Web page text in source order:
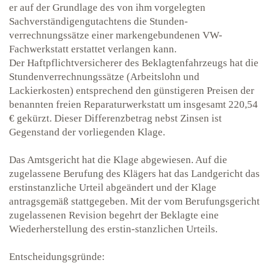
er auf der Grundlage des von ihm vorgelegten
Sachverständigengutachtens die Stunden-
verrechnungssätze einer markengebundenen VW-
Fachwerkstatt erstattet verlangen kann.
Der Haftpflichtversicherer des Beklagtenfahrzeugs hat die
Stundenverrechnungssätze (Arbeitslohn und
Lackierkosten) entsprechend den günstigeren Preisen der
benannten freien Reparaturwerkstatt um insgesamt 220,54
€ gekürzt. Dieser Differenzbetrag nebst Zinsen ist
Gegenstand der vorliegenden Klage.
Das Amtsgericht hat die Klage abgewiesen. Auf die
zugelassene Berufung des Klägers hat das Landgericht das
erstinstanzliche Urteil abgeändert und der Klage
antragsgemäß stattgegeben. Mit der vom Berufungsgericht
zugelassenen Revision begehrt der Beklagte eine
Wiederherstellung des erstin-stanzlichen Urteils.
Entscheidungsgründe: